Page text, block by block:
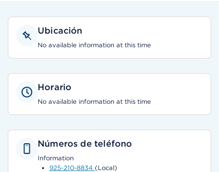
Ubicación
No available information at this time
Horario
No available information at this time
Números de teléfono
Information
925-210-8834 (Local)